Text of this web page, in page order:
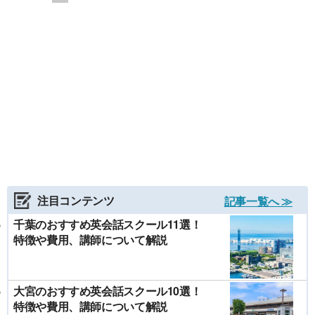
注目コンテンツ
記事一覧へ ≫
千葉のおすすめ英会話スクール11選！
特徴や費用、講師について解説
大宮のおすすめ英会話スクール10選！
特徴や費用、講師について解説